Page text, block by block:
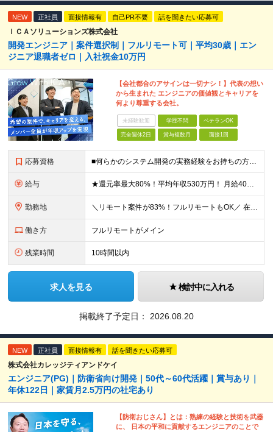
NEW 正社員 面接情報有 自己PR不要 話を聞きたい応募可
ＩＣＡソリューションズ株式会社
開発エンジニア｜案件選択制｜フルリモート可｜平均30歳｜エン
ジニア退職者ゼロ｜入社祝金10万円
【会社都合のアサインは一切ナシ！】代表の想い
から生まれた エンジニアの価値観とキャリアを
何より尊重する会社。
未経験歓迎 学歴不問 ベテランOK
完全週休2日 賞与複数月 面接1回
応募資格 ■何らかのシステム開発の実務経験をお持ちの方(3年以上) ■学歴不問 ≪こんな方にピッタリ≫ □ スキルや経験に見合う正当な収入を得たい □ PGからSEへのステップアップなど上流工程に挑戦したい
給与 ★還元率最大80%！平均年収530万円！ 月給40万円～60万円＋業績賞与 想定年収：年収500万円～800万円 ※スキルや経験、担当案件により変動します。 ◎スキルや経験を考慮し、優遇します
勤務地 ＼リモート案件が83%！フルリモートもOK／ 在宅勤務、または東京、神奈川、埼玉、千葉のプロジェクト先 ★リモート率83%！フルリモート案件も多数！ ★転居を伴う転勤はありません ■本社 東京都港区
働き方 フルリモートがメイン
残業時間 10時間以内
求人を見る 検討中に入れる
掲載終了予定日： 2026.08.20
NEW 正社員 面接情報有 話を聞きたい応募可
株式会社カレッジティアンドケイ
エンジニア(PG)｜防衛省向け開発｜50代～60代活躍｜賞与あり｜
年休122日｜家賃月2.5万円の社宅あり
【防衛おじさん】とは：熟練の経験と技術を武器
に、 日本の平和に貢献するエンジニアのことで